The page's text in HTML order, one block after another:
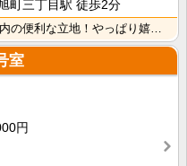
町三丁目駅 徒歩2分
室
円